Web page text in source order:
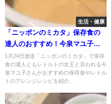
生活・健康
「ニッポンのミカタ」保存食の
達人のおすすめ！今泉マユ子の
レシピ！
1月24日放送「ニッポンのミカタ」で保存
食の達人ともレトルトの女王と言われる今
泉マユ子さんがおすすめの保存食やレトル
トのアレンジレシピを紹介...